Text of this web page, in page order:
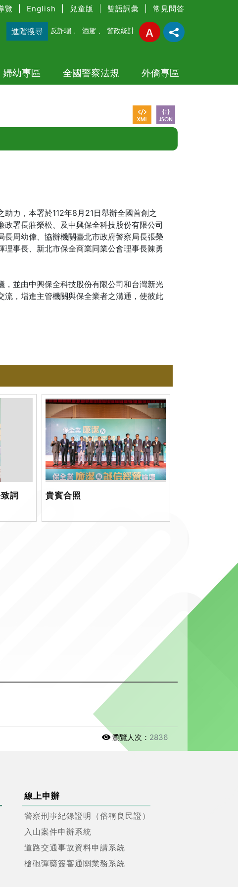
覽 English 兒童版 雙語詞彙 常見問答
進階搜尋 反詐騙 酒駕 警政統計
婦幼專區 全國警察法規 外僑專區
力，本署於112年8月21日舉辦全國首創之
政署長莊榮松、及中興保全科技股份有限公司
周幼偉、協辦機關臺北市政府警察局長張榮
事長、新北市保全商業同業公會理事長陳勇
並由中興保全科技股份有限公司和台灣新光
，增進主管機關與保全業者之溝通，使彼此
詞 貴賓合照
瀏覽人次： 2836
線上申辦
警察刑事紀錄證明（俗稱良民證）
入山案件申辦系統
道路交通事故資料申請系統
槍砲彈藥簽審通關業務系統